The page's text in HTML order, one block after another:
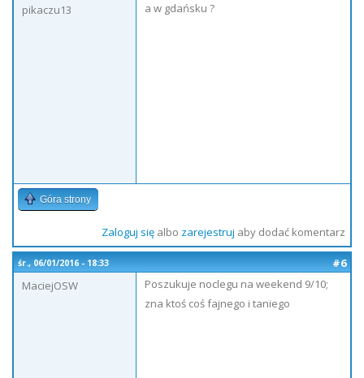
pikaczu13
a w gdańsku ?
Góra strony
Zaloguj sięalbo zarejestruj aby dodać komentarz
śr., 06/01/2016 - 18:33
#6
MaciejOSW
Poszukuje noclegu na weekend 9/10;
zna ktoś coś fajnego i taniego